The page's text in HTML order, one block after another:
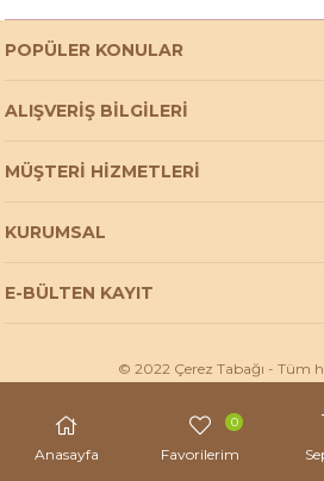
POPÜLER KONULAR
ALIŞVERİŞ BİLGİLERİ
MÜŞTERİ HİZMETLERİ
KURUMSAL
E-BÜLTEN KAYIT
© 2022 Çerez Tabağı - Tüm
Anasayfa Favorilerim
0